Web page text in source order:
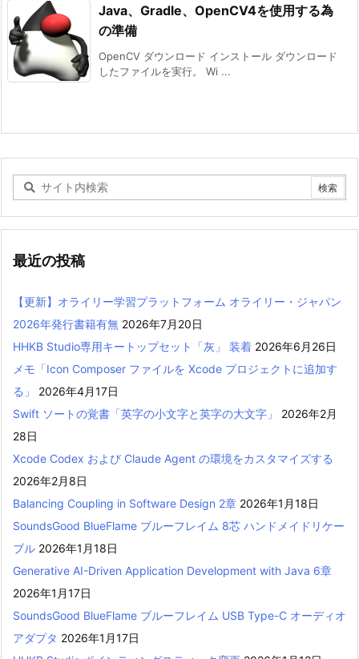
Java、Gradle、OpenCV4を使用する為
の準備
OpenCV ダウンロード インストール ダウンロード
したファイルを実行。 Wi ...
最近の投稿
【更新】オライリー学習プラットフォーム オライリー・ジャパン
2026年発行書籍有無 2026年7月20日
HHKB Studio専用キートップセット「灰」 装着 2026年6月26日
メモ「Icon Composer ファイルを Xcode プロジェクトに追加す
る」
2026年4月17日
Swift ソートの覚書「英字の小文字と英字の大文字」
2026年2月
28日
Xcode Codex および Claude Agent の環境をカスタマイズする
2026年2月8日
Balancing Coupling in Software Design 2章 2026年1月18日
SoundsGood BlueFlame ブルーフレイム 8芯 ハンドメイドリケー
ブル 2026年1月18日
Generative AI-Driven Application Development with Java 6章
2026年1月17日
SoundsGood BlueFlame ブルーフレイム USB Type-C オーディオ
アダプタ 2026年1月17日